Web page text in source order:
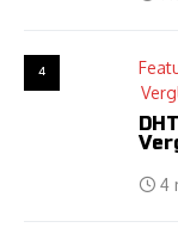
4
4